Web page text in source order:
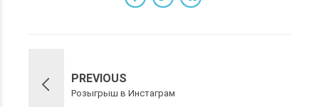
PREVIOUS
Розыгрыш в Инстаграм